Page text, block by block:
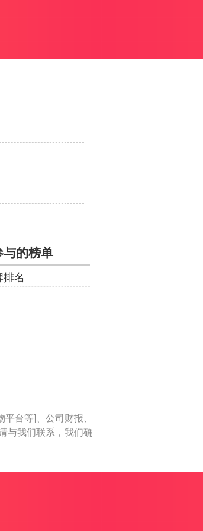
的榜单
名
台等]、公司财报、
与我们联系，我们确